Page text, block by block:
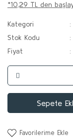
*10,29 TL den
Kategori
Stok Kodu
Fiyat
Sepete